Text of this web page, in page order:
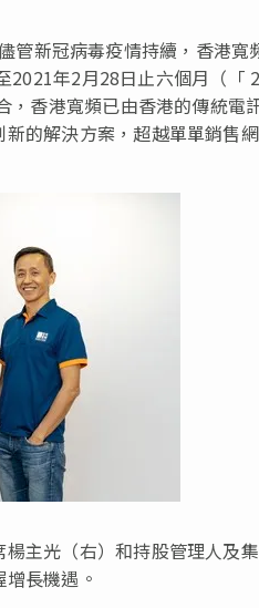
新冠病毒疫情持續，香港寬
2021年2月28日止六個月（
，香港寬頻已由香港的傳統
的解決方案，超越單單銷售
主光（右）和持股管理人及
長機遇。